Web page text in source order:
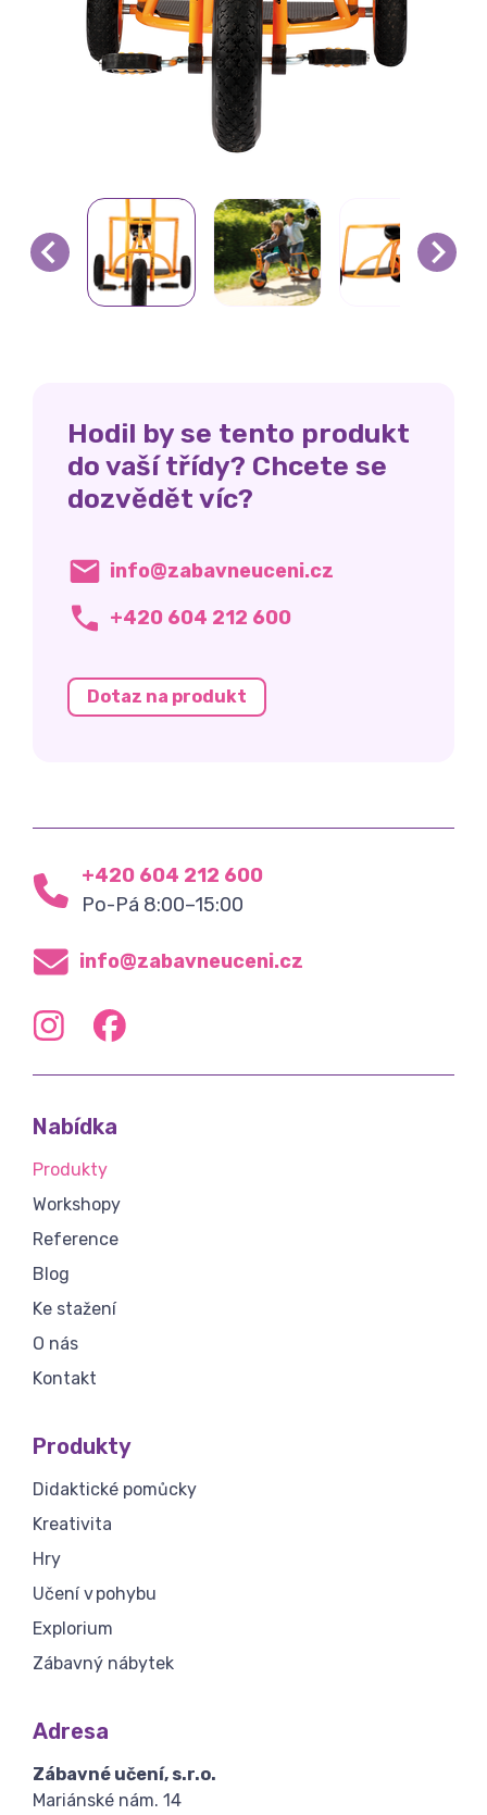
Hodil by se tento produkt
do vaší třídy? Chcete se
dozvědět víc?
info@zabavneuceni.cz
+420 604 212 600
Dotaz na produkt
+420 604 212 600
Po-Pá 8:00–15:00
info@zabavneuceni.cz
Nabídka
Produkty
Workshopy
Reference
Blog
Ke stažení
O nás
Kontakt
Produkty
Didaktické pomůcky
Kreativita
Hry
Učení v pohybu
Explorium
Zábavný nábytek
Adresa
Zábavné učení, s.r.o.
Mariánské nám. 14